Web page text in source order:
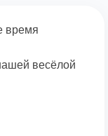
время
весёлой